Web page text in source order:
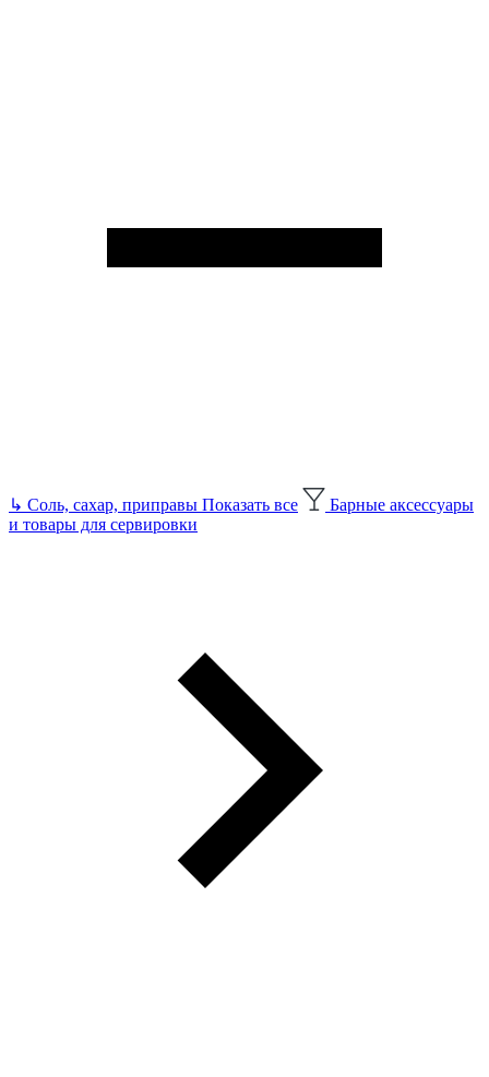
↳ Соль, сахар, приправы Показать все
Барные аксессуары
и товары для сервировки